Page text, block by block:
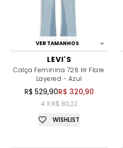
VER TAMANHOS
LEVI'S
Calça Feminina 726 Hr Flare
Layered - Azul
R$ 529,90R$ 320,90
4 X R$ 80,22
WISHLIST